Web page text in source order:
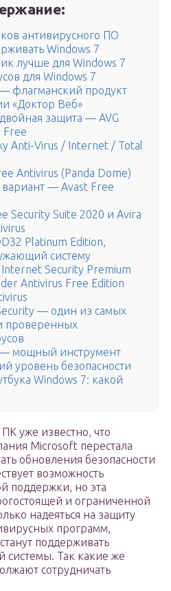
антивирусного ПО
Windows 7
лучше для Windows 7
для Windows 7
флагманский продукт
«Доктор Веб»
защита — AVG
Free
Anti-Virus / Internet / Total
Antivirus (Panda Dome)
— Avast Free
Security Suite 2020 и Avira
Platinum Edition,
систему
Security Premium
Antivirus Free Edition
— один из самых
проверенных
мощный инструмент
уровень безопасности
Windows 7: какой
уже известно, что
Microsoft перестала
обновления безопасности
возможность
поддержки, но эта
и ограниченной
надеяться на защиту
программ,
поддерживать
системы. Так какие же
сотрудничать